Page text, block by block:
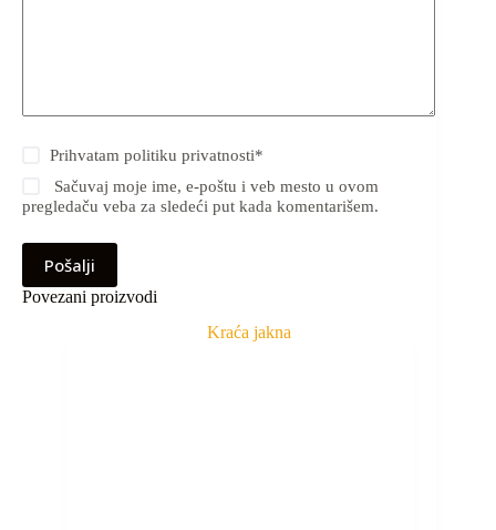
Prihvatampolitiku privatnosti*
Sačuvaj moje ime, e-poštu i veb mesto u ovom
pregledaču veba za sledeći put kada komentarišem.
Pošalji
Povezani proizvodi